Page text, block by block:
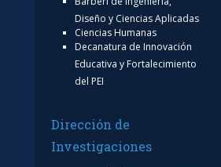
Diseño y Ciencias Aplicadas
Ciencias Humanas
Decanatura de Innovación
Educativa y Fortalecimiento
del PEI
Dirección de
Investigaciones